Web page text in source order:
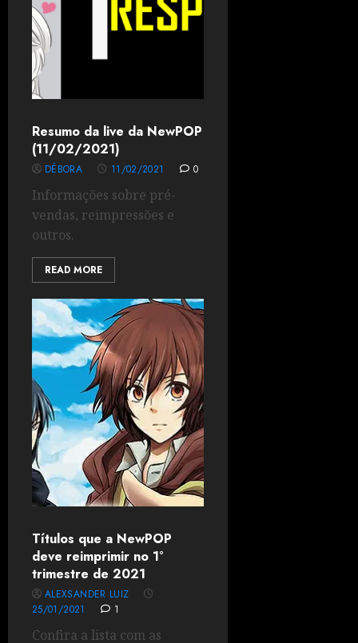
Resumo da live da NewPOP
(11/02/2021)
DÉBORA 11/02/2021 0
Informações sobre pré-
vendas, reimpressões e
outros.
READ MORE
Títulos que a NewPOP
deve reimprimir no 1°
trimestre de 2021
ALEXSANDER LUIZ
25/01/2021
1
Confira a lista com as